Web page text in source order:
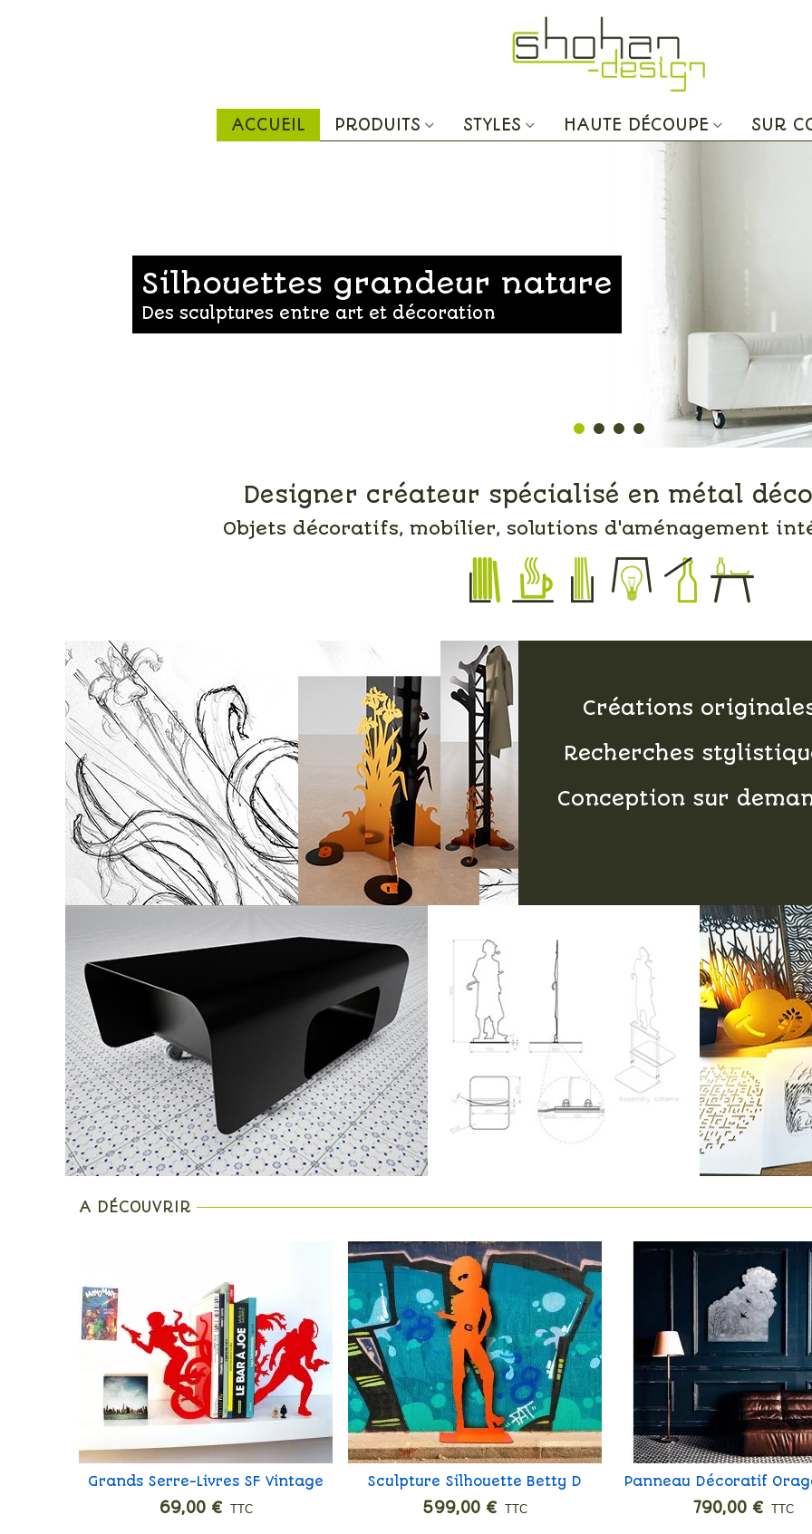
ACCUEIL PRODUITS STYLES HAUTE DÉCOUPE SUR
Silhouettes grandeur nature
Des sculptures entre art et décoration
Designer créateur spécialisé en métal
Objets décoratifs, mobilier, solutions d'aménagement
Créations
Recherches
Conception sur
A DÉCOUVRIR
Ajouter
Grands Serre-Livres SF Vintage
69,00 € TTC
Ajouter
Sculpture Silhouette Betty D
599,00 € TTC
Ajouter
Panneau Décoratif
790,00 € TTC